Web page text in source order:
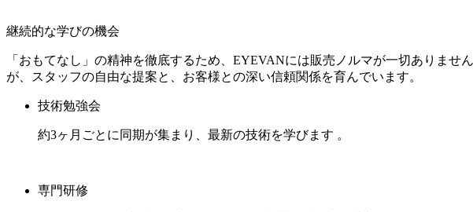
継続的な学びの機会
「おもてなし」の精神を徹底するため、EYEVANには販売ノルマが一切ありま
が、スタッフの自由な提案と、お客様との深い信頼関係を育んでいます。
技術勉強会
約3ヶ月ごとに同期が集まり、最新の技術を学びます 。
専門研修